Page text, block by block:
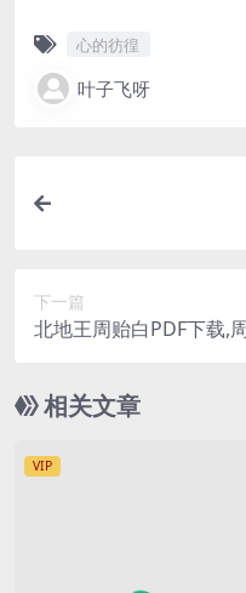
心的彷徨
叶子飞呀
下一篇
北地王周贻白PDF下载,
相关文章
VIP